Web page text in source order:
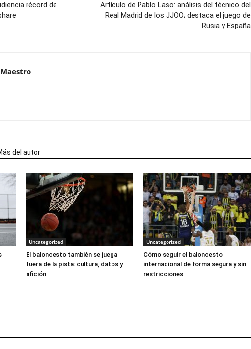
récord de
Artículo de Pablo Laso: análisis del técnico del
Real Madrid de los JJOO; destaca el juego de
Rusia y España
del autor
Uncategorized
El baloncesto también se juega
fuera de la pista: cultura, datos y
afición
Uncategorized
Cómo seguir el baloncesto
internacional de forma segura y sin
restricciones